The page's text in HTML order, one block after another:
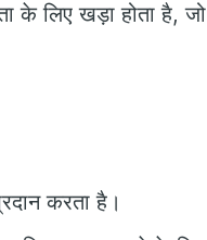
के लिए खड़ा होता है, जो
करता है।